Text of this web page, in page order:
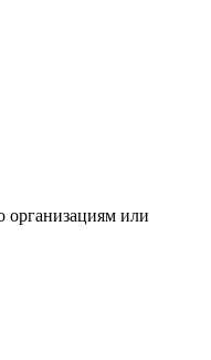
организациям или